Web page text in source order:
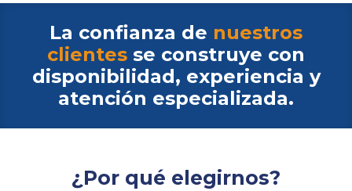
La confianza de nuestros
clientes se construye con
disponibilidad, experiencia y
atención especializada.
¿Por qué elegirnos?